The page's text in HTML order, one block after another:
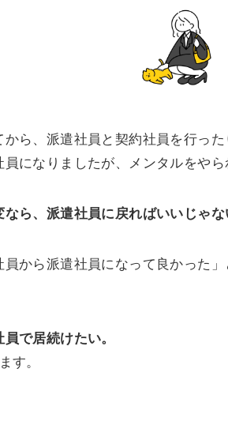
ら、派遣社員と契約社員を行った
になりましたが、メンタルをやら
ら、派遣社員に戻ればいいじゃな
から派遣社員になって良かった
で居続けたい。
す。